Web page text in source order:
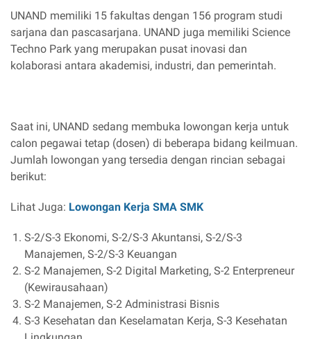
UNAND memiliki 15 fakultas dengan 156 program studi
sarjana dan pascasarjana. UNAND juga memiliki Science
Techno Park yang merupakan pusat inovasi dan
kolaborasi antara akademisi, industri, dan pemerintah.
Saat ini, UNAND sedang membuka lowongan kerja untuk
calon pegawai tetap (dosen) di beberapa bidang keilmuan.
Jumlah lowongan yang tersedia dengan rincian sebagai
berikut:
Lihat Juga: Lowongan Kerja SMA SMK
S-2/S-3 Ekonomi, S-2/S-3 Akuntansi, S-2/S-3
Manajemen, S-2/S-3 Keuangan
S-2 Manajemen, S-2 Digital Marketing, S-2 Enterpreneur
(Kewirausahaan)
S-2 Manajemen, S-2 Administrasi Bisnis
S-3 Kesehatan dan Keselamatan Kerja, S-3 Kesehatan